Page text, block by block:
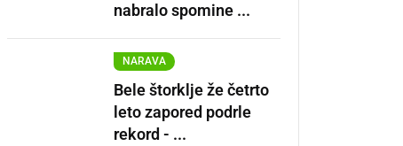
nabralo spomine ...
NARAVA
Bele štorklje že četrto
leto zapored podrle
rekord - ...